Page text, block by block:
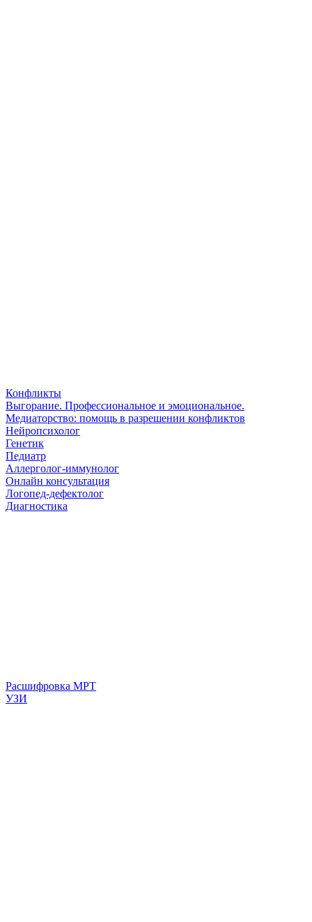
Конфликты
Выгорание. Профессиональное и эмоциональное.
Медиаторство: помощь в разрешении конфликтов
Нейропсихолог
Генетик
Педиатр
Аллерголог-иммунолог
Онлайн консультация
Логопед-дефектолог
Диагностика
Расшифровка МРТ
УЗИ